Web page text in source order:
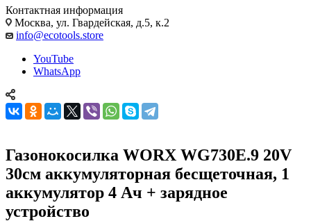
Контактная информация
Москва, ул. Гвардейская, д.5, к.2
info@ecotools.store
YouTube
WhatsApp
Газонокосилка WORX WG730E.9 20V
30см аккумуляторная бесщеточная, 1
аккумулятор 4 Ач + зарядное
устройство